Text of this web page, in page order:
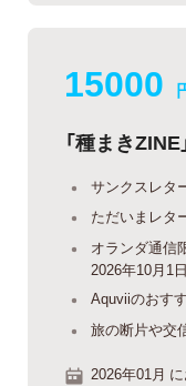
15000
「種まきZINE
サンクスレタ
ただいまレタ
オランダ通信
2026年10月1
Aquviiのおす
旅の断片や交
2026年01月